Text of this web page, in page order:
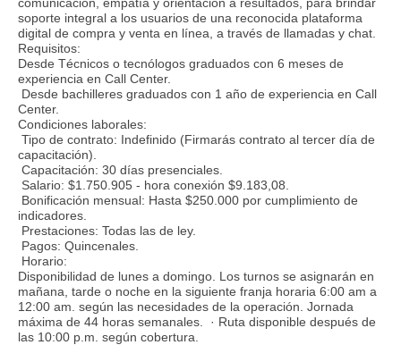
soporte integral a los usuarios de una reconocida plataforma
digital de compra y venta en línea, a través de llamadas y chat.
Requisitos:
Desde Técnicos o tecnólogos graduados con 6 meses de
experiencia en Call Center.
Desde bachilleres graduados con 1 año de experiencia en Call
Center.
Condiciones laborales:
Tipo de contrato: Indefinido (Firmarás contrato al tercer día de
capacitación).
Capacitación: 30 días presenciales.
Salario: $1.750.905 - hora conexión $9.183,08.
Bonificación mensual: Hasta $250.000 por cumplimiento de
indicadores.
Prestaciones: Todas las de ley.
Pagos: Quincenales.
Horario:
Disponibilidad de lunes a domingo. Los turnos se asignarán en
mañana, tarde o noche en la siguiente franja horaria 6:00 am a
12:00 am. según las necesidades de la operación. Jornada
máxima de 44 horas semanales. · Ruta disponible después de
las 10:00 p.m. según cobertura.